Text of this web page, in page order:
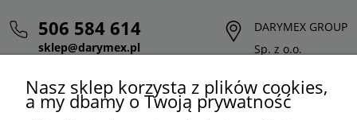
506 584 614
sklep@darymex.pl
DARYMEX GROUP
Sp. z o.o.
32-620 Brzeszcze
Nasz sklep korzysta z plików cookies,
a my dbamy o Twoją prywatność